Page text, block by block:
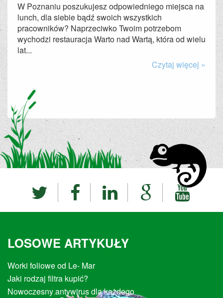
W Poznaniu poszukujesz odpowiedniego miejsca na
lunch, dla siebie bądź swoich wszystkich
pracowników? Naprzeciwko Twoim potrzebom
wychodzi restauracja Warto nad Wartą, która od wielu
lat...
Czytaj więcej »
LOSOWE ARTYKUŁY
Worki foliowe od Le- Mar
Jaki rodzaj filtra kupić?
Nowoczesny antywirus dla każdego